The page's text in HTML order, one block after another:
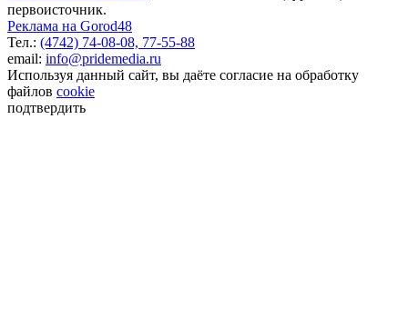
первоисточник.
Реклама на Gorod48
Тел.: (4742) 74-08-08, 77-55-88
email: info@pridemedia.ru
Используя данный сайт, вы даёте согласие на обработку
файлов cookie
подтвердить